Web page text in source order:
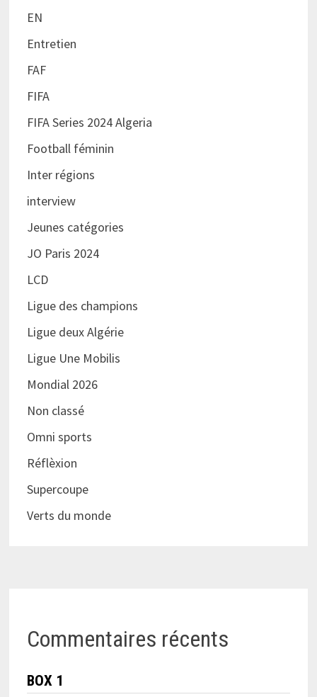
EN
Entretien
FAF
FIFA
FIFA Series 2024 Algeria
Football féminin
Inter régions
interview
Jeunes catégories
JO Paris 2024
LCD
Ligue des champions
Ligue deux Algérie
Ligue Une Mobilis
Mondial 2026
Non classé
Omni sports
Réflèxion
Supercoupe
Verts du monde
Commentaires récents
BOX 1